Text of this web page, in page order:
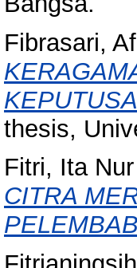
Fibrasari,
thesis,
Fitri, Ita Nur
CITRA